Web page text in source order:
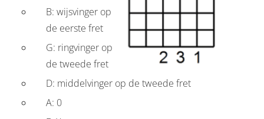
B: wijsvinger op
de eerste fret
G: ringvinger op
de tweede fret
D: middelvinger op de tweede fret
A: 0